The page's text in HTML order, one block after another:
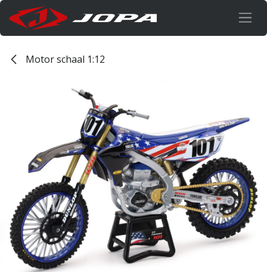
Overslaan naar inhoud
Motor schaal 1:12